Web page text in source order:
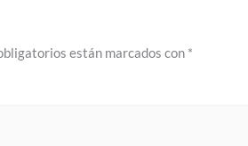
están marcados con *